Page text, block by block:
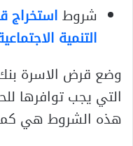
شروطاستخراج
التنمية
وضع قرض الاسرة بنك
التي يجب توافرها
هذه الشروط هي